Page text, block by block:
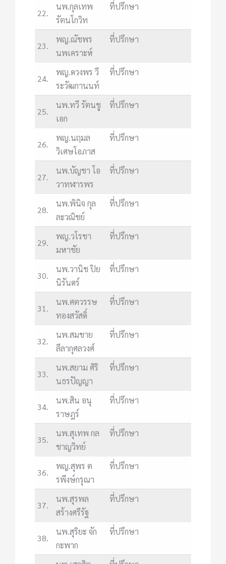
22.
นพ.กุลเทพ
รัตนโกวิท
ที่ปรึกษา
23.
พญ.ณัชพร
นพเคราะห์
ที่ปรึกษา
24.
พญ.ดวงพร วี
ระวัฒกานนท์
ที่ปรึกษา
25.
นพ.ทวี รัตนชู
เอก
ที่ปรึกษา
26.
พญ.นฤมล
วิเศษโอภาส
ที่ปรึกษา
27.
นพ.บัญชา โอ
วาทฬารพร
ที่ปรึกษา
28.
นพ.พินิจ กุล
ละวณิชย์
ที่ปรึกษา
29.
พญ.วโรชา
มหาชัย
ที่ปรึกษา
30.
นพ.วานิช ปิย
นิรันดร์
ที่ปรึกษา
31.
นพ.ศตวรรษ
ทองสวัสดิ์
ที่ปรึกษา
32.
นพ.สมชาย
ลีลากุศลวงศ์
ที่ปรึกษา
33.
นพ.สยาม ศิริ
นธรปัญญา
ที่ปรึกษา
34.
นพ.สิน อนุ
ราษฎร์
ที่ปรึกษา
35.
นพ.สุเทพ กล
ชาญวิทย์
ที่ปรึกษา
36.
พญ.สุพร ต
รพีงษ์กรุณา
ที่ปรึกษา
37.
นพ.สุรพล
สร้างศรีรัฐ
ที่ปรึกษา
38.
นพ.สุริยะ จัก
กะพาก
ที่ปรึกษา